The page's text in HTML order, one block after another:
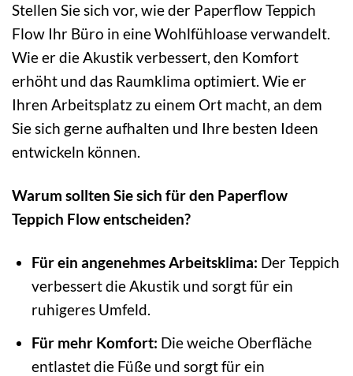
Stellen Sie sich vor, wie der Paperflow Teppich
Flow Ihr Büro in eine Wohlfühloase verwandelt.
Wie er die Akustik verbessert, den Komfort
erhöht und das Raumklima optimiert. Wie er
Ihren Arbeitsplatz zu einem Ort macht, an dem
Sie sich gerne aufhalten und Ihre besten Ideen
entwickeln können.
Warum sollten Sie sich für den Paperflow
Teppich Flow entscheiden?
Für ein angenehmes Arbeitsklima: Der Teppich
verbessert die Akustik und sorgt für ein
ruhigeres Umfeld.
Für mehr Komfort: Die weiche Oberfläche
entlastet die Füße und sorgt für ein